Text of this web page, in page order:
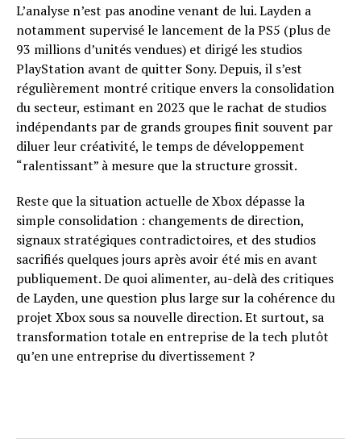
L’analyse n’est pas anodine venant de lui. Layden a
notamment supervisé le lancement de la PS5 (plus de
93 millions d’unités vendues) et dirigé les studios
PlayStation avant de quitter Sony. Depuis, il s’est
régulièrement montré critique envers la consolidation
du secteur, estimant en 2023 que le rachat de studios
indépendants par de grands groupes finit souvent par
diluer leur créativité, le temps de développement
“ralentissant” à mesure que la structure grossit.
Reste que la situation actuelle de Xbox dépasse la
simple consolidation : changements de direction,
signaux stratégiques contradictoires, et des studios
sacrifiés quelques jours après avoir été mis en avant
publiquement. De quoi alimenter, au-delà des critiques
de Layden, une question plus large sur la cohérence du
projet Xbox sous sa nouvelle direction. Et surtout, sa
transformation totale en entreprise de la tech plutôt
qu’en une entreprise du divertissement ?